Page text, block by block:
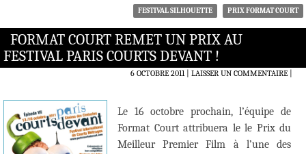
FESTIVAL SILHOUETTE PRIX FORMAT COURT
FORMAT COURT REMET UN PRIX AU
FESTIVAL PARIS COURTS DEVANT !
6 OCTOBRE 2011 LAISSER UN COMMENTAIRE|
Le 16 octobre prochain, l’équipe de
Format Court attribuera le le Prix du
Meilleur Premier Film à l’une des